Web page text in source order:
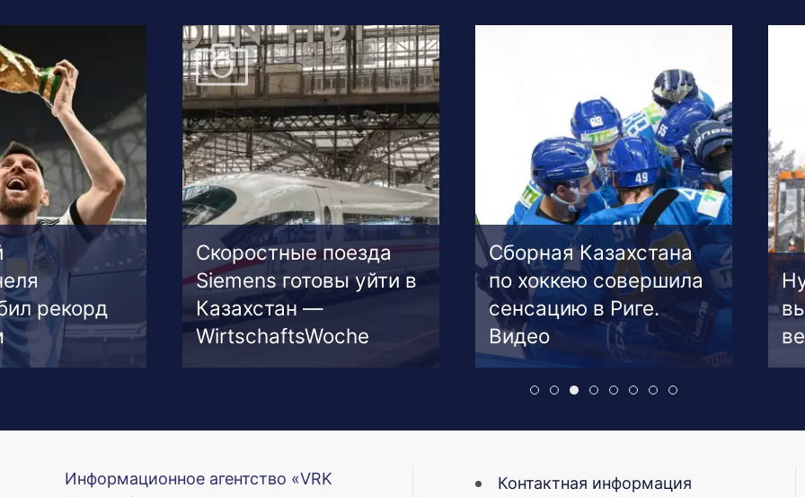
рекорд
Скоростные поезда
Siemens готовы уйти в
Казахстан —
WirtschaftsWoche
Сборная Казахстана
по хоккею совершила
сенсацию в Риге.
Видео
Информационное агентство «VRK
Контактная информация